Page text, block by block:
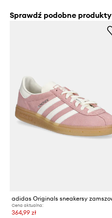
Sprawdź podobne produkty
Cena aktualna:
364,99 zł